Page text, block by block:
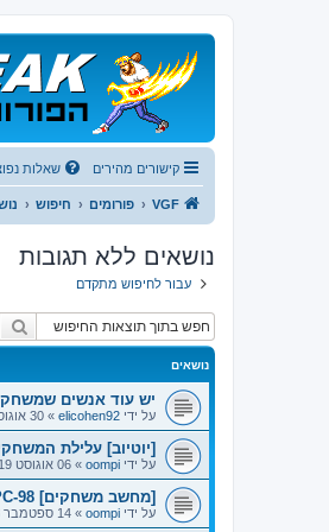
קישורים מהירים שאלות
VGF פורומים חיפוש
נושאים ללא תגובות
עבור לחיפוש מתקדם
נושאים
יש עוד אנשים
על ידי elicohen92
» 30 אוגוסט 2020, 17:44
[יוטיוב] עלילת
על ידי oompi
» 06 אוגוסט 2019, 07:22
[מחשב משחקים] PC-98, מכיל תוכן לגיל הבוגר!
על ידי oompi
» 14 ספטמבר 2018, 13:24